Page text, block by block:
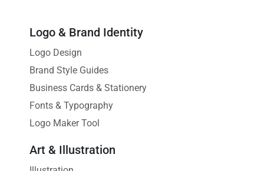
Logo & Brand Identity
Logo Design
Brand Style Guides
Business Cards & Stationery
Fonts & Typography
Logo Maker Tool
Art & Illustration